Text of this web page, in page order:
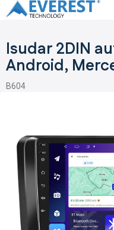
Prejsť
na
Isudar 2DIN
Android,
B604